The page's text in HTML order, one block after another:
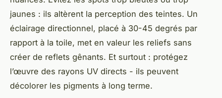
jaunes : ils altèrent la perception des teintes. Un
éclairage directionnel, placé à 30-45 degrés par
rapport à la toile, met en valeur les reliefs sans
créer de reflets gênants. Et surtout : protégez
l’œuvre des rayons UV directs - ils peuvent
décolorer les pigments à long terme.